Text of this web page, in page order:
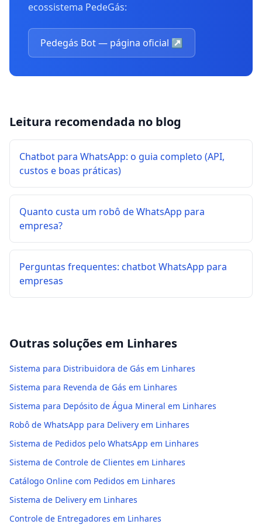
ecossistema PedeGás:
Pedegás Bot — página oficial ↗
Leitura recomendada no blog
Chatbot para WhatsApp: o guia completo (API,
custos e boas práticas)
Quanto custa um robô de WhatsApp para
empresa?
Perguntas frequentes: chatbot WhatsApp para
empresas
Outras soluções em Linhares
Sistema para Distribuidora de Gás em Linhares
Sistema para Revenda de Gás em Linhares
Sistema para Depósito de Água Mineral em Linhares
Robô de WhatsApp para Delivery em Linhares
Sistema de Pedidos pelo WhatsApp em Linhares
Sistema de Controle de Clientes em Linhares
Catálogo Online com Pedidos em Linhares
Sistema de Delivery em Linhares
Controle de Entregadores em Linhares